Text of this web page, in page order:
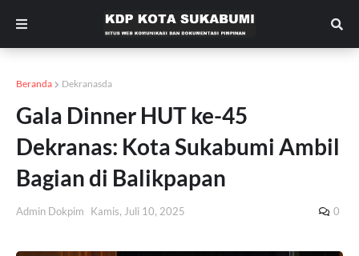
Beranda Dekranasda
Gala Dinner HUT ke-45
Dekranas: Kota Sukabumi Ambil
Bagian di Balikpapan
Admin Dokpim Kamis, Juli 10, 2025 0